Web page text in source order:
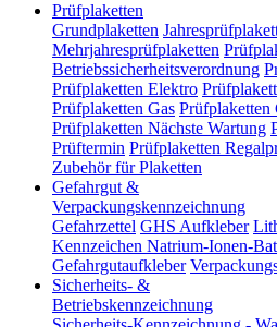
Prüfplaketten
Grundplaketten
Mehrjahresprüfplaketten
Betriebssicherheitsverordnung
Prüfplaketten Elektro
Prüfplaketten Gas Prüfplaketten
Prüfplaketten Nächste Wartung
Prüftermin Prüfplaketten
Zubehör für Plaketten
Gefahrgut &
Verpackungskennzeichnung
Gefahrzettel GHS Aufkleber
Kennzeichen Natrium-Ionen-
Gefahrgutaufkleber
Sicherheits- &
Betriebskennzeichnung